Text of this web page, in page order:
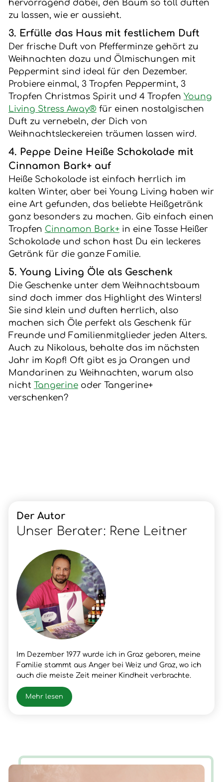
hervorragend dabei, den Baum so toll duften
zu lassen, wie er aussieht.
3. Erfülle das Haus mit festlichem Duft
Der frische Duft von Pfefferminze gehört zu
Weihnachten dazu und Ölmischungen mit
Peppermint sind ideal für den Dezember.
Probiere einmal, 3 Tropfen Peppermint, 3
Tropfen Christmas Spirit und 4 Tropfen Young
Living Stress Away® für einen nostalgischen
Duft zu vernebeln, der Dich von
Weihnachtsleckereien träumen lassen wird.
4. Peppe Deine Heiße Schokolade mit
Cinnamon Bark+ auf
Heiße Schokolade ist einfach herrlich im
kalten Winter, aber bei Young Living haben wir
eine Art gefunden, das beliebte Heißgetränk
ganz besonders zu machen. Gib einfach einen
Tropfen Cinnamon Bark+in eine Tasse Heißer
Schokolade und schon hast Du ein leckeres
Getränk für die ganze Familie.
5. Young Living Öle als Geschenk
Die Geschenke unter dem Weihnachtsbaum
sind doch immer das Highlight des Winters!
Sie sind klein und duften herrlich, also
machen sich Öle perfekt als Geschenk für
Freunde und Familienmitglieder jeden Alters.
Auch zu Nikolaus, behalte das im nächsten
Jahr im Kopf! Oft gibt es ja Orangen und
Mandarinen zu Weihnachten, warum also
nicht Tangerineoder Tangerine+
verschenken?
Der Autor
Unser Berater: Rene Leitner
Im Dezember 1977 wurde ich in Graz geboren, meine
Familie stammt aus Anger bei Weiz und Graz, wo ich
auch die meiste Zeit meiner Kindheit verbrachte.
Nach meinem Schulabschluss lernte ich den Beruf
meines Vaters, Fleischer, wo ich dann auch die
Gesellen- und Meister Prüfung positiv absolvierte.
brachte. Nun ist die Zeit gekommen, wieder AUF ZU
Mehr lesen